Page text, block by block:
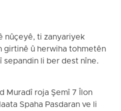
nûçeyê, ti zanyariyek
girtinê û herwiha tohmetên
li ber dest nîne.
Muradî roja Şemî 7 Îlon
Spaha Pasdaran ve li